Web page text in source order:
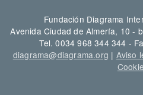
Fundación Diagrama
Avenida Ciudad de Almería, 10 -
Tel. 0034 968 344 344 -
diagrama@diagrama.org | Aviso